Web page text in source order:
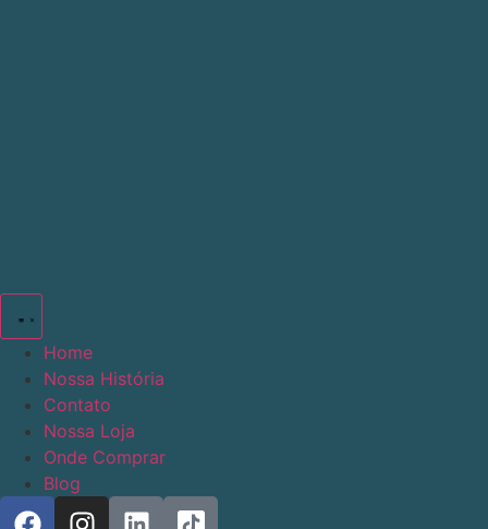
Home
Nossa História
Contato
Nossa Loja
Onde Comprar
Blog